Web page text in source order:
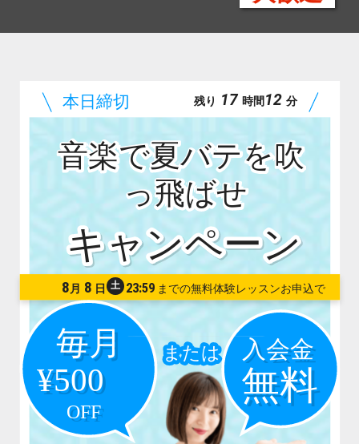
音楽で夏バテを吹
っ飛ばせ
8 月 8 日 土23:59
残り 17 時間12 分